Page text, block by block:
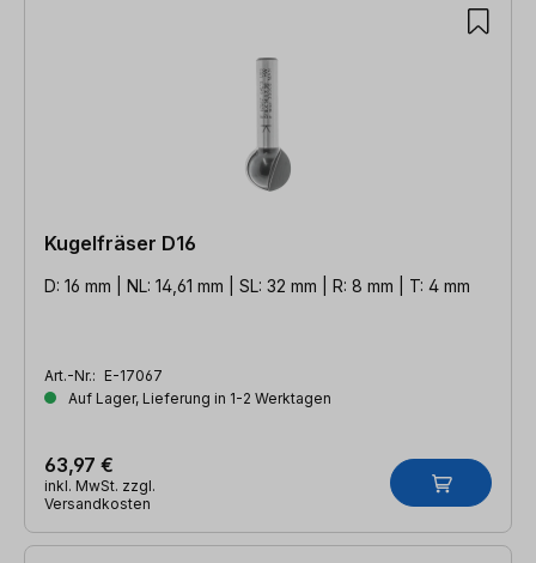
Kugelfräser D16
D: 16 mm | NL: 14,61 mm | SL: 32 mm | R: 8 mm | T: 4 mm
Art.-Nr.: E-17067
Auf Lager, Lieferung in 1-2 Werktagen
63,97 €
inkl. MwSt. zzgl.
Versandkosten